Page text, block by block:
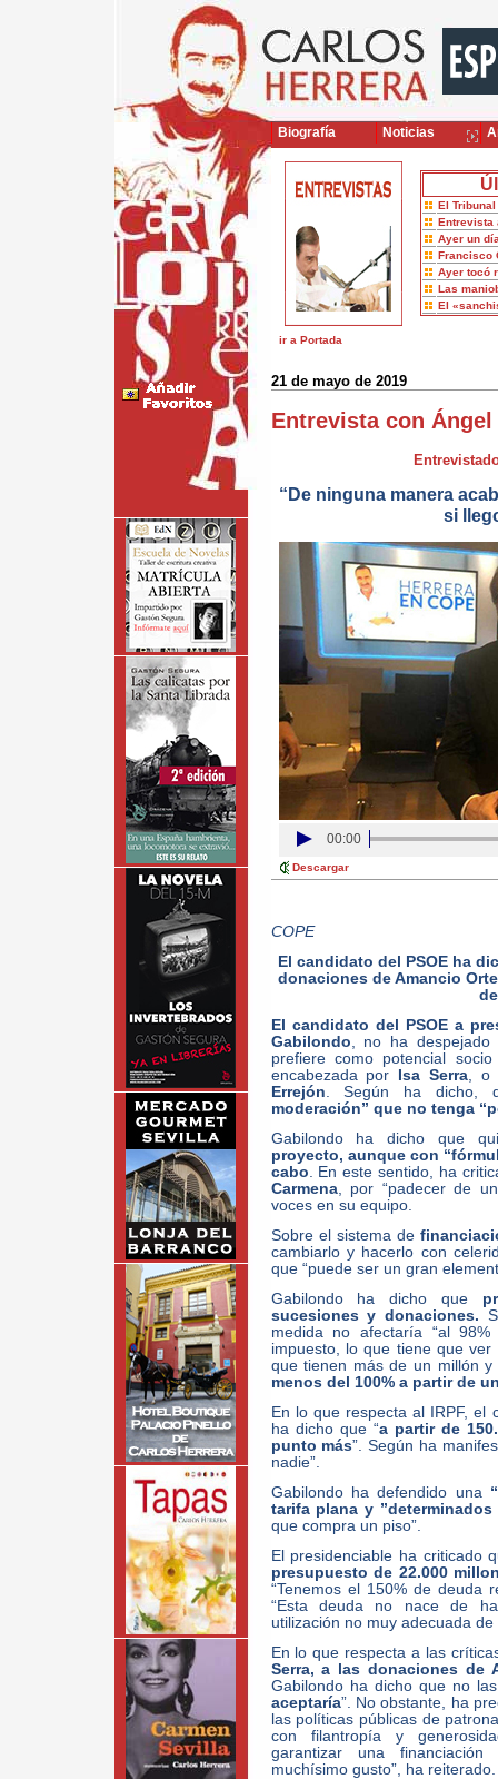
El
Entrevista
Ayer un
Francisco
Ayer tocó
Las
El
ir a Portada
21 de mayo de 2019
Entrevista con
“De ninguna manera
si
00:00
Descargar
COPE
El candidato del PSOE ha
donaciones de Amancio
El candidato del PSOE a
Gabilondo, no ha
prefiere como potencial
encabezada por
Isa Serra, o
Errejón. Según ha dicho,
moderación” que no tenga
Gabilondo ha dicho que
proyecto, aunque con
cabo. En este sentido, ha
Carmena, por “padecer de
voces en su equipo.
Sobre el sistema de
cambiarlo y hacerlo con
que “puede ser un gran
Gabilondo ha dicho que
sucesiones y donaciones.
medida no afectaría “al
impuesto, lo que tiene que
que tienen más de un millón
menos del 100% a partir de
En lo que respecta al IRPF, el
ha dicho que “a partir de
punto más”. Según ha
nadie”.
Gabilondo ha defendido una
tarifa plana y ”determinados
que compra un piso”.
El presidenciable ha criticado
presupuesto de 22.000
“Tenemos el 150% de deuda
“Esta deuda no nace de
utilización no muy adecuada
En lo que respecta a las
Serra, a las donaciones de
Gabilondo ha dicho que no
aceptaría”. No obstante, ha
las políticas públicas de
con filantropía y
garantizar una
muchísimo gusto”, ha reiterado.
Biografía Noticias